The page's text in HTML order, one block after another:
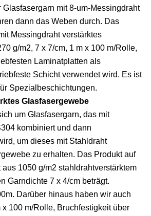
mit 8-um-Messingdraht
dann das Weben durch. Das
Messingdraht verstärktes
g/m2, 7 x 7/cm, 1 m x 100 m/Rolle,
Laminatplatten als
Schicht verwendet wird. Es ist
Spezialbeschichtungen.
Glasfasergewebe
um Glasfasergarn, das mit
kombiniert und dann
um dieses mit Stahldraht
zu erhalten. Das Produkt auf
1050 g/m2 stahldrahtverstärktem
Garndichte 7 x 4/cm beträgt.
Darüber hinaus haben wir auch
x 100 m/Rolle, Bruchfestigkeit über